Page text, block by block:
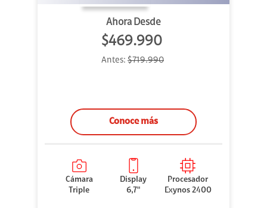
Ahora Desde
$469.990
Antes: $719.990
Conoce más
Cámara
Triple
Display
6,7"
Procesador
Exynos 2400